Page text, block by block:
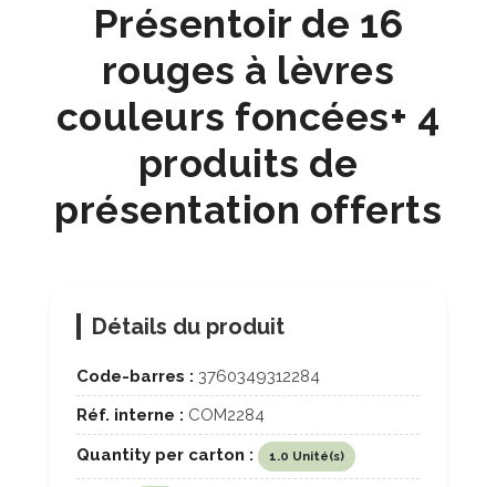
Présentoir de 16
rouges à lèvres
couleurs foncées+ 4
produits de
présentation offerts
Détails du produit
Code-barres : 3760349312284
Réf. interne : COM2284
Quantity per carton :
1.0 Unité(s)